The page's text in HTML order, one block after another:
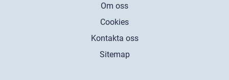
Om oss
Cookies
Kontakta oss
Sitemap